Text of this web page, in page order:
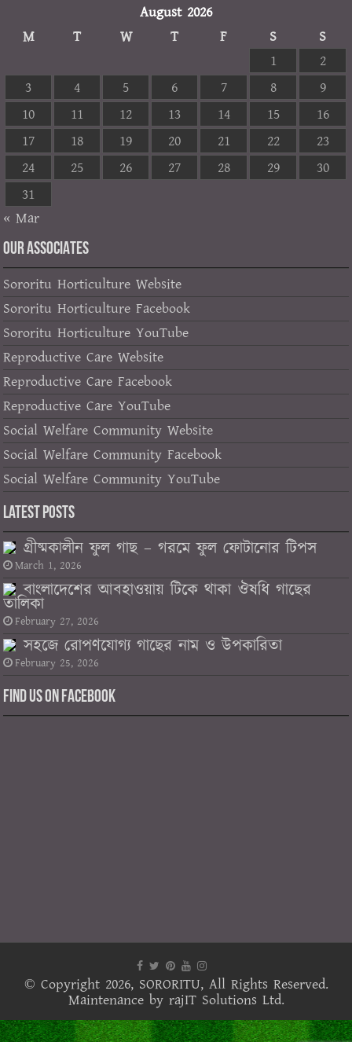
August 2026
M
T W T F S
S
1
2
3
4 5 6 7 8
9
10
11 12 13 14 15
16
17
18 19 20 21 22
23
24
25 26 27 28 29
30
31
« Mar
OUR ASSOCIATES
Sororitu Horticulture Website
Sororitu Horticulture Facebook
Sororitu Horticulture YouTube
Reproductive Care Website
Reproductive Care Facebook
Reproductive Care YouTube
Social Welfare Community Website
Social Welfare Community Facebook
Social Welfare Community YouTube
Latest Posts
গ্রীষ্মকালীন ফুল গাছ – গরমে ফুল ফোটানোর টিপস
March 1, 2026
বাংলাদেশের আবহাওয়ায় টিকে থাকা ঔষধি গাছের
তালিকা
February 27, 2026
সহজে রোপণযোগ্য গাছের নাম ও উপকারিতা
February 25, 2026
Find us on Facebook
© Copyright 2026, SORORITU, All Rights Reserved.
Maintenance by rajIT Solutions Ltd.